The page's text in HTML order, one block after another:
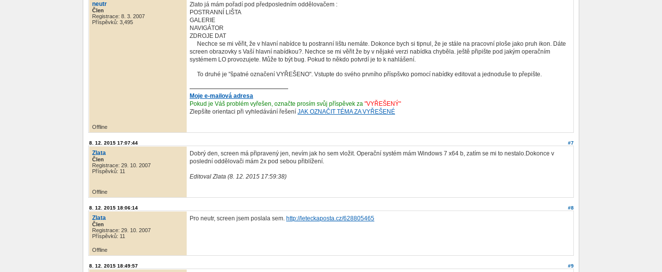
neutr
Člen
Registrace: 8. 3. 2007
Příspěvků: 3,495
Zlato já mám pořadí pod předposledním oddělovačem :
POSTRANNÍ LIŠTA
GALERIE
NAVIGÁTOR
ZDROJE DAT
Nechce se mi věřit, že v hlavní nabídce tu postranní lištu nemáte. Dokonce bych si tipnul, že je stále na pracovní ploše jako pruh ikon. Dáte
screen obrazovky s Vaší hlavní nabídkou?. Nechce se mi věřit že by v nějaké verzi nabídka chyběla. ještě připište pod jakým operačním
systémem LO provozujete. Může to být bug. Pokud to někdo potvrdí je to k nahlášení.
To druhé je "špatné označení VYŘEŠENO". Vstupte do svého prvního příspšvko pomocí nabídky editovat a jednoduše to přepište.
Moje e-mailová adresa
Pokud je Váš problém vyřešen, označte prosím svůj příspěvek za "VYŘEŠENÝ"
Zlepšíte orientaci při vyhledávání řešení JAK OZNAČIT TÉMA ZA VYŘEŠENÉ
Offline
#7
8. 12. 2015 17:07:44
Zlata
Člen
Registrace: 29. 10. 2007
Příspěvků: 11
Dobrý den, screen má připravený jen, nevím jak ho sem vložit. Operační systém mám Windows 7 x64 b, zatím se mi to nestalo.Dokonce v
poslední oddělovači mám 2x pod sebou přiblížení.
Editoval Zlata (8. 12. 2015 17:59:38)
Offline
#8
8. 12. 2015 18:06:14
Zlata
Člen
Registrace: 29. 10. 2007
Příspěvků: 11
Pro neutr, screen jsem poslala sem. http://leteckaposta.cz/628805465
Offline
#9
8. 12. 2015 18:49:57